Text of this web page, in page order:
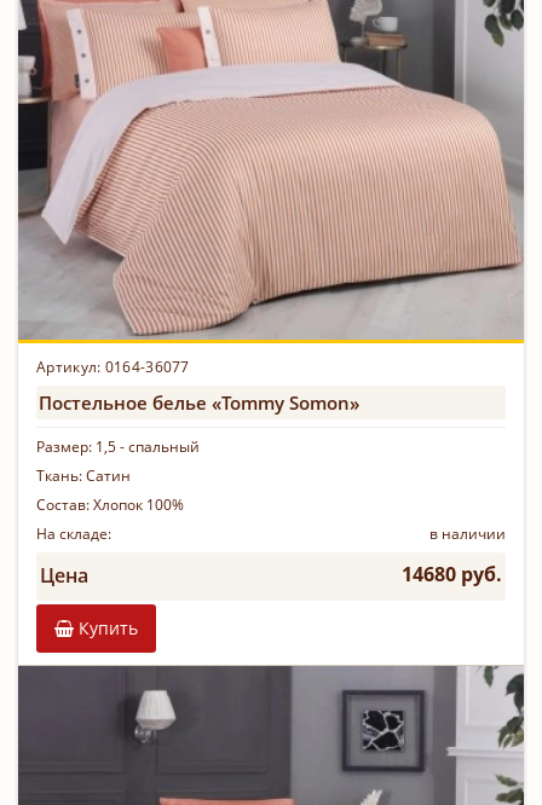
Артикул: 0164-36077
Постельное белье «Tommy Somon»
Размер: 1,5 - спальный
Ткань:Сатин
Состав:Хлопок 100%
На складе:
в наличии
Цена 14680 руб.
Купить